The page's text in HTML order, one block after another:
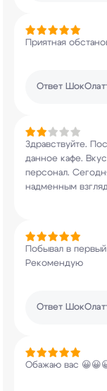
Приятная
Ответ
Здравствуйте.
данное кафе.
персонал.
надменным
Побывал в
Рекомендую
Ответ
Обажаю вас